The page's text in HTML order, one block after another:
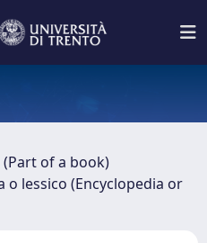
of a book)
o lessico (Encyclopedia or